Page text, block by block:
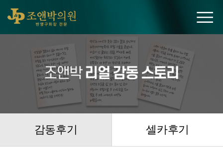
감동후기 셀카후기